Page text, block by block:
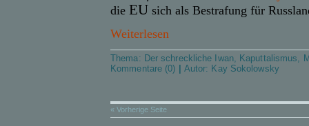
die EU sich als Bestrafung für
Weiterlesen
Thema: Der schreckliche Iwan, Kaputtalismus,
Kommentare (0)
Autor: Kay Sokolowsky
« Vorherige Seite